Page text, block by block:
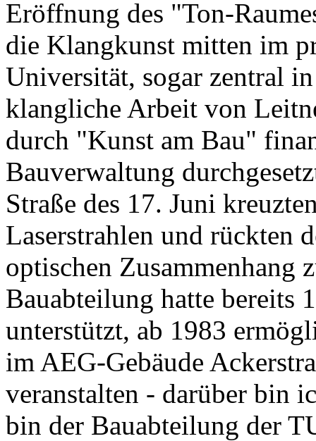
Eröffnung des "Ton-
die Klangkunst mitten im
Universität, sogar zentral
klangliche Arbeit von
durch "Kunst am Bau"
Bauverwaltung
Straße des 17. Juni
Laserstrahlen und rückten
optischen Zusammenhang
Bauabteilung hatte bereits
unterstützt, ab 1983
im AEG-Gebäude
veranstalten - darüber bin
bin der Bauabteilung der